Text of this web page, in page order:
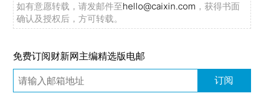
如有意愿转载，请发邮件至hello@caixin.com ，获得书面
确认及授权后，方可转载。
免费订阅财新网主编精选版电邮
订阅